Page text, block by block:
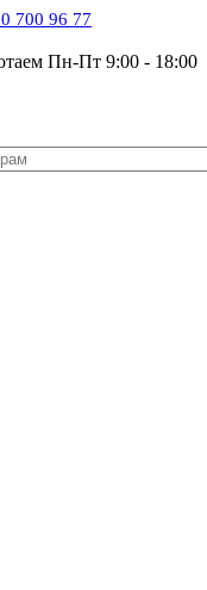
700 96 77
Пн-Пт 9:00 - 18:00